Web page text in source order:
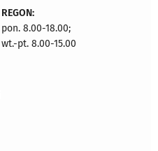
REGON:
pon. 8.00-18.00;
wt.-pt. 8.00-15.00